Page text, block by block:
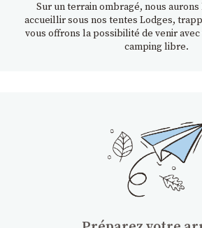
Sur un terrain ombragé, nous
accueillir sous nos tentes Lodges,
vous offrons la possibilité de venir
camping libre.